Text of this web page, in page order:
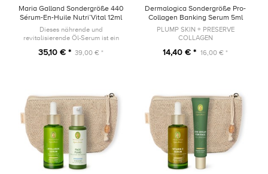
Maria Galland Sondergröße 440
Sérum-En-Huile Nutri’Vital 12ml
Dieses nährende und
revitalisierende Öl-Serum ist ein
trockenem, seidigem Finish für
35,10 € * 39,00 € *
Dermalogica Sondergröße Pro-
Collagen Banking Serum 5ml
PLUMP SKIN + PRESERVE
COLLAGEN
14,40 € * 16,00 € *